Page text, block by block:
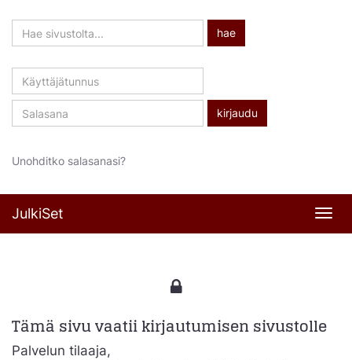
Hae
sivustolta
hae
Käyttäjätunnus
Salasana
Unohditko salasanasi?
JulkiSet
Tämä sivu vaatii kirjautumisen sivustolle
Palvelun tilaaja,